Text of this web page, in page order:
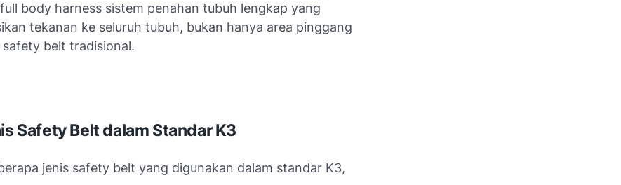
body harness sistem penahan tubuh lengkap yang
tekanan ke seluruh tubuh, bukan hanya area pinggang
belt tradisional.
Safety Belt dalam Standar K3
jenis safety belt yang digunakan dalam standar K3,